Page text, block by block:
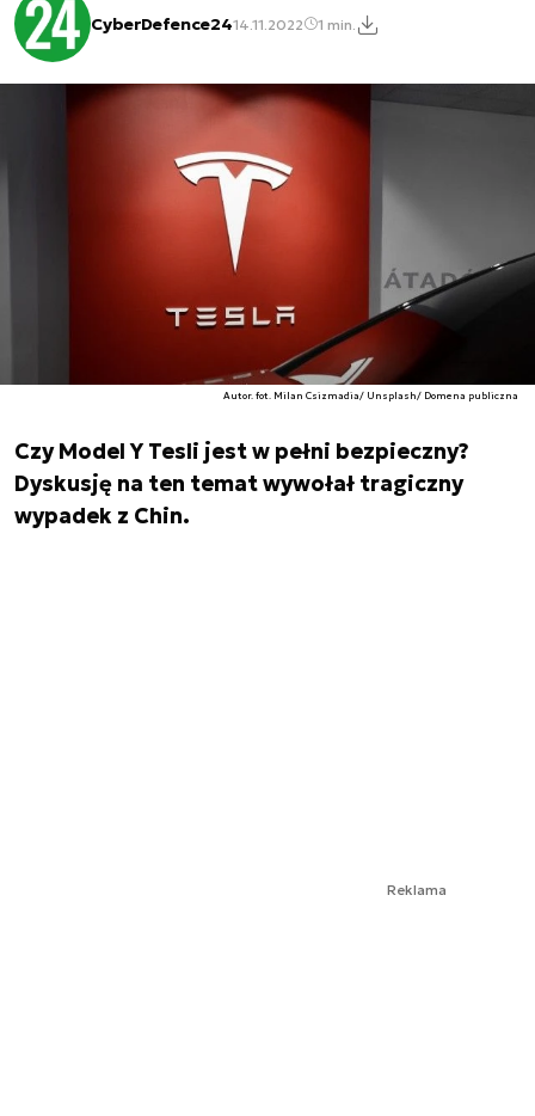
CyberDefence2414.11.2022 1 min.
Autor. fot. Milan Csizmadia/ Unsplash/ Domena publiczna
Czy Model Y Tesli jest w pełni bezpieczny?
Dyskusję na ten temat wywołał tragiczny
wypadek z Chin.
Reklama